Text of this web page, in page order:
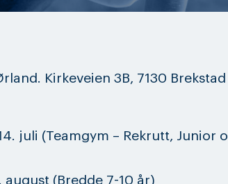
Kirkeveien 3B, 7130 Brekstad
juli (Teamgym – Rekrutt, Junior
august (Bredde 7-10 år)